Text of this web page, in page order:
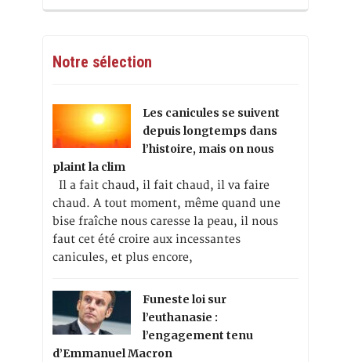
Notre sélection
Les canicules se suivent
depuis longtemps dans
l’histoire, mais on nous
plaint la clim
Il a fait chaud, il fait chaud, il va faire
chaud. A tout moment, même quand une
bise fraîche nous caresse la peau, il nous
faut cet été croire aux incessantes
canicules, et plus encore,
Funeste loi sur
l’euthanasie :
l’engagement tenu
d’Emmanuel Macron